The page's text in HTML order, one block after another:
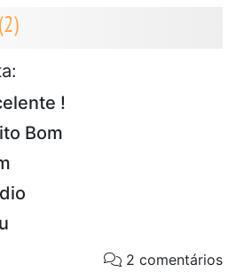
!
Bom
2 comentários